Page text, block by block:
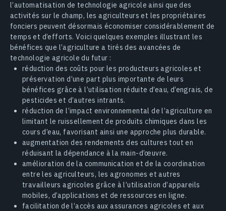
l’automatisation de technologie agricole ainsi que des
activités sur le champ, les agriculteurs et les propriétaires
fonciers peuvent désormais économiser considérablement de
temps et d’efforts. Voici quelques exemples illustrant les
bénéfices que l’agriculture a tirés des avancées de
technologie agricole du futur :
réduction des coûts pour les producteurs agricoles et
préservation d’une part plus importante de leurs
bénéfices grâce à l’utilisation réduite d’eau, d’engrais, de
pesticides et d’autres intrants.
réduction de l’impact environnemental de l’agriculture en
limitant le ruissellement de produits chimiques dans les
cours d’eau, favorisant ainsi une approche plus durable.
augmentation des rendements des cultures tout en
réduisant la dépendance à la main-d’œuvre.
amélioration de la communication et de la coordination
entre les agriculteurs, les agronomes et autres
travailleurs agricoles grâce à l’utilisation d’appareils
mobiles, d’applications et de ressources en ligne.
facilitation de l’accès aux assurances agricoles et aux